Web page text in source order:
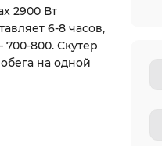
2900 Вт
6-8 часов,
800. Скутер
на одной